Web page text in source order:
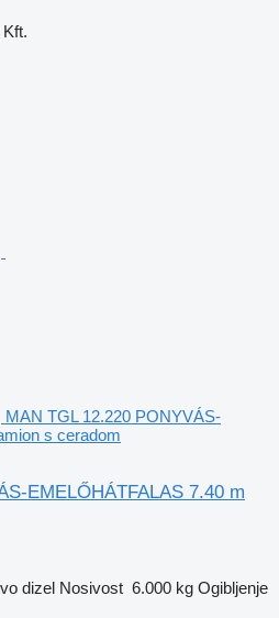
MAN TGL 12.220 PONYVÁS-
s ceradom
EMELŐHÁTFALAS 7.40 m
dizel Nosivost 6.000 kg Ogibljenje